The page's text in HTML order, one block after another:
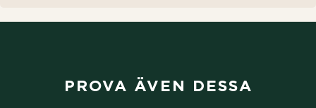
PROVA ÄVEN DESSA